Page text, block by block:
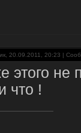
20.09.2011, 20:23 |
этого не
что !